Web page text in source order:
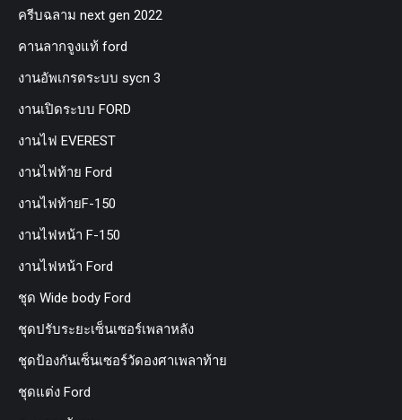
ครีบฉลาม next gen 2022
คานลากจูงแท้ ford
งานอัพเกรดระบบ sycn 3
งานเปิดระบบ FORD
งานไฟ EVEREST
งานไฟท้าย Ford
งานไฟท้ายF-150
งานไฟหน้า F-150
งานไฟหน้า Ford
ชุด Wide body Ford
ชุดปรับระยะเซ็นเซอร์เพลาหลัง
ชุดป้องกันเซ็นเซอร์วัดองศาเพลาท้าย
ชุดแต่ง Ford